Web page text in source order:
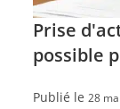
Prise
possible
Publié le 28